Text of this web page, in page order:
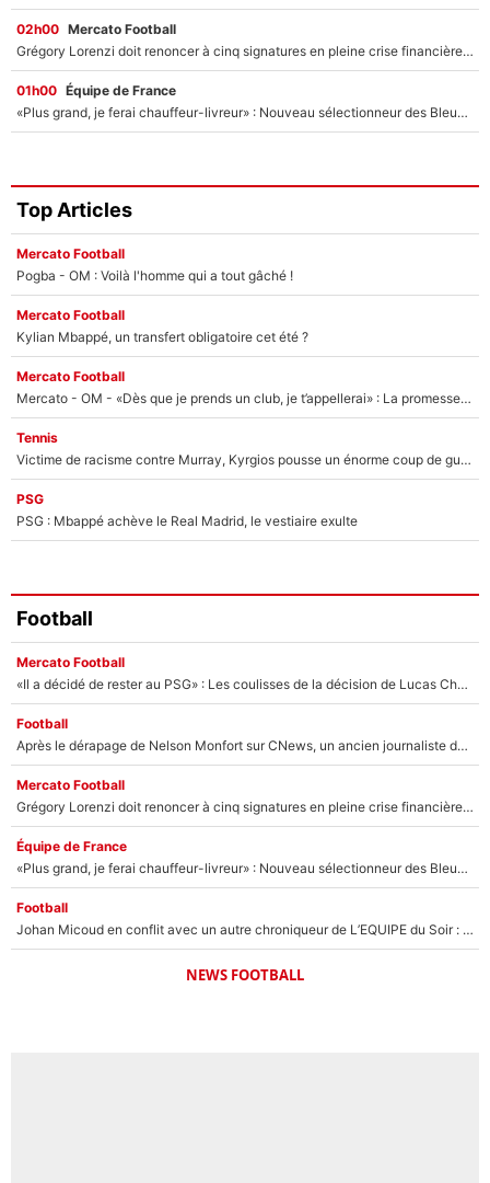
02h00 Mercato Football
Grégory Lorenzi doit renoncer à cinq signatures en pleine crise financière : L’IA propose sept noms à l’OM pour un mercato réussi... à seulement 5M€ !
01h00 Équipe de France
«Plus grand, je ferai chauffeur-livreur» : Nouveau sélectionneur des Bleus, Zinédine Zidane s’était imaginé un avenir très différent lorsqu'il était enfant
Top Articles
Mercato Football
Pogba - OM : Voilà l'homme qui a tout gâché !
Mercato Football
Kylian Mbappé, un transfert obligatoire cet été ?
Mercato Football
Mercato - OM - «Dès que je prends un club, je t’appellerai» : La promesse de Marcelino au moment de claquer la porte
Tennis
Victime de racisme contre Murray, Kyrgios pousse un énorme coup de gueule !
PSG
PSG : Mbappé achève le Real Madrid, le vestiaire exulte
Football
Mercato Football
«Il a décidé de rester au PSG» : Les coulisses de la décision de Lucas Chevalier pour son transfert
Football
Après le dérapage de Nelson Monfort sur CNews, un ancien journaliste de France Télévisions relance la polémique sur les incendies en Gironde
Mercato Football
Grégory Lorenzi doit renoncer à cinq signatures en pleine crise financière : L’IA propose sept noms à l’OM pour un mercato réussi... à seulement 5M€ !
Équipe de France
«Plus grand, je ferai chauffeur-livreur» : Nouveau sélectionneur des Bleus, Zinédine Zidane s’était imaginé un avenir très différent lorsqu'il était enfant
Football
Johan Micoud en conflit avec un autre chroniqueur de L’EQUIPE du Soir : «Pendant un moment, je ne les ai pas remis ensemble dans l'émission»
NEWS FOOTBALL